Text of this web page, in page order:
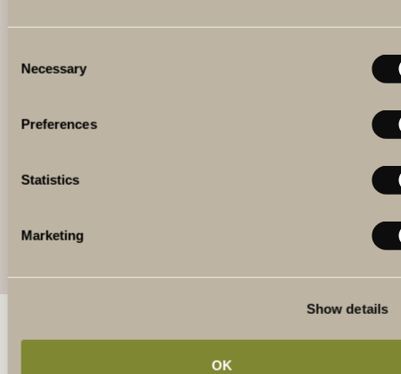
Selection
Necessary
Preferences
Statistics
Marketing
Show details
OK
Upplev The Winery Hotel ur ett vinmakarperspektiv och
vineriet, vinprovning och trerättersmiddag med vinpaket.